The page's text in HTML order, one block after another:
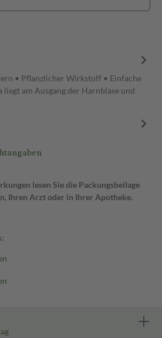
• Pflanzlicher Wirkstoff • Einfache
am Ausgang der Harnblase und
lesen Sie die Packungsbeilage
Ihren Arzt oder in Ihrer Apotheke.